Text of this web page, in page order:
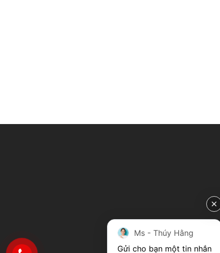
Ms - Thúy Hằng
Gửi cho bạn một tin nhắn